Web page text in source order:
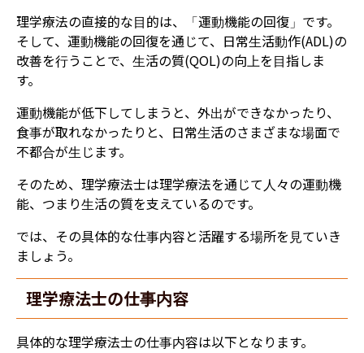
理学療法の直接的な目的は、「運動機能の回復」です。
そして、運動機能の回復を通じて、日常生活動作(ADL)の
改善を行うことで、生活の質(QOL)の向上を目指しま
す。
運動機能が低下してしまうと、外出ができなかったり、
食事が取れなかったりと、日常生活のさまざまな場面で
不都合が生じます。
そのため、理学療法士は理学療法を通じて人々の運動機
能、つまり生活の質を支えているのです。
では、その具体的な仕事内容と活躍する場所を見ていき
ましょう。
​​理学療法士の仕事内容
具体的な理学療法士の仕事内容は以下となります。